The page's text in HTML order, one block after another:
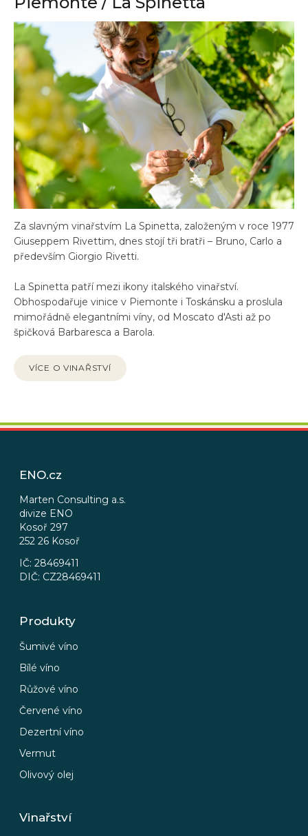
Za slavným vinařstvím La Spinetta, založeným v roce 1977
Giuseppem Rivettim, dnes stojí tři bratři – Bruno, Carlo a
především Giorgio Rivetti.
La Spinetta patří mezi ikony italského vinařství.
Obhospodařuje vinice v Piemonte i Toskánsku a proslula
mimořádně elegantními víny, od Moscato d'Asti až po
špičková Barbaresca a Barola.
VÍCE O VINAŘSTVÍ
Z
ENO.cz
Marten Consulting a.s.
divize ENO
Kosoř 297
252 26 Kosoř
IČ: 28469411
DIČ: CZ28469411
Produkty
Šumivé víno
Bílé víno
Růžové víno
Červené víno
Dezertní víno
Vermut
Olivový olej
Vinařství